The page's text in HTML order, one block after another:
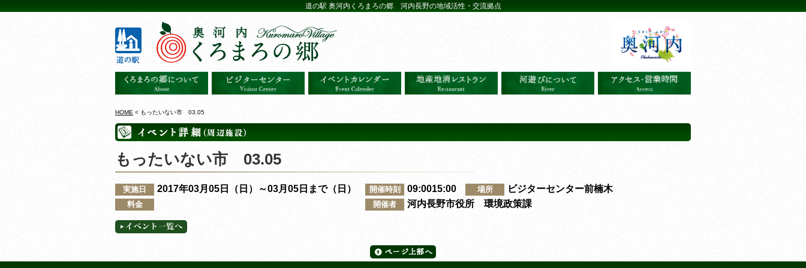
道の駅 奥河内くろまろの郷 河内長野の地域活性・交流拠点
HOME < もったいない市 03.05
もったいない市 03.05
実施日 2017年03月05日（日）～03月05日まで（日） 開催時刻 09:0015:00 場所 ビジターセンター前楠木
料金 開催者 河内長野市役所 環境政策課